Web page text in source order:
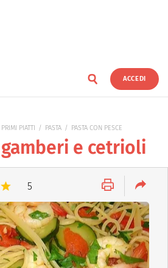
ACCEDI
PRIMI PIATTI PASTA PASTA CON PESCE
e cetrioli
5